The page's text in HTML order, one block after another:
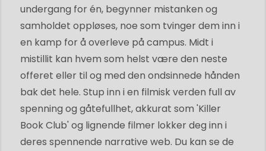
undergang for én, begynner mistanken og
samholdet oppløses, noe som tvinger dem inn i
en kamp for å overleve på campus. Midt i
mistillit kan hvem som helst være den neste
offeret eller til og med den ondsinnede hånden
bak det hele. Stup inn i en filmisk verden full av
spenning og gåtefullhet, akkurat som 'Killer
Book Club' og lignende filmer lokker deg inn i
deres spennende narrative web. Du kan se de